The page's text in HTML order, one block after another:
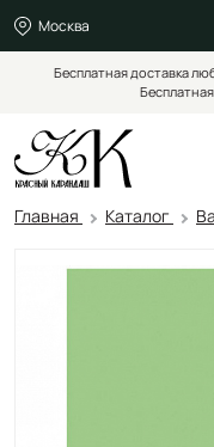
Москва
Бесплатная доставка
Главная Каталог